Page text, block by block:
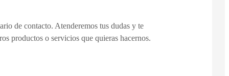
de contacto. Atenderemos tus dudas y te
productos o servicios que quieras hacernos.